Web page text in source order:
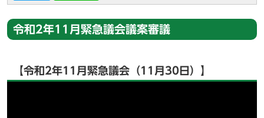
令和2年11月緊急議会議案審議
【令和2年11月緊急議会（11月30日）】